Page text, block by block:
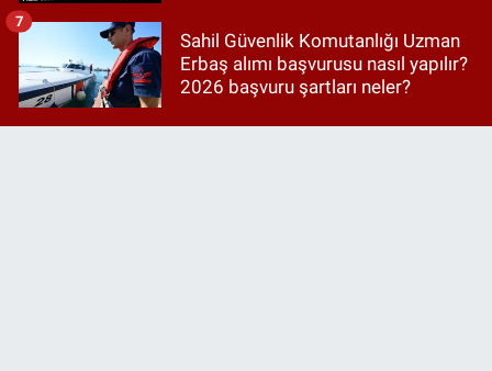
Sahil Güvenlik Komutanlığı Uzman
Erbaş alımı başvurusu nasıl yapılır?
2026 başvuru şartları neler?
7